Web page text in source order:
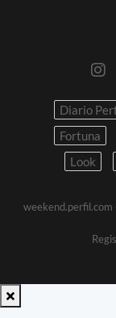
Diario
Fortuna
Look
weekend.perfil.com